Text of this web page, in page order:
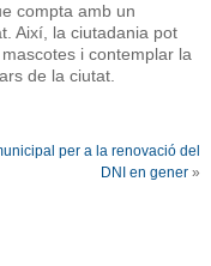
compta amb un
Així, la ciutadania pot
i contemplar la
de la ciutat.
per a la renovació del
DNI en gener »